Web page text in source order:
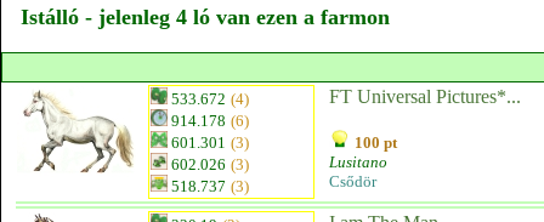
Istálló - jelenleg 4 ló van ezen a farmon
533.672 (4)
914.178 (6)
601.301 (3)
602.026 (3)
518.737 (3)
FT Universal Pictures*...
100 pt
Lusitano
Csődör